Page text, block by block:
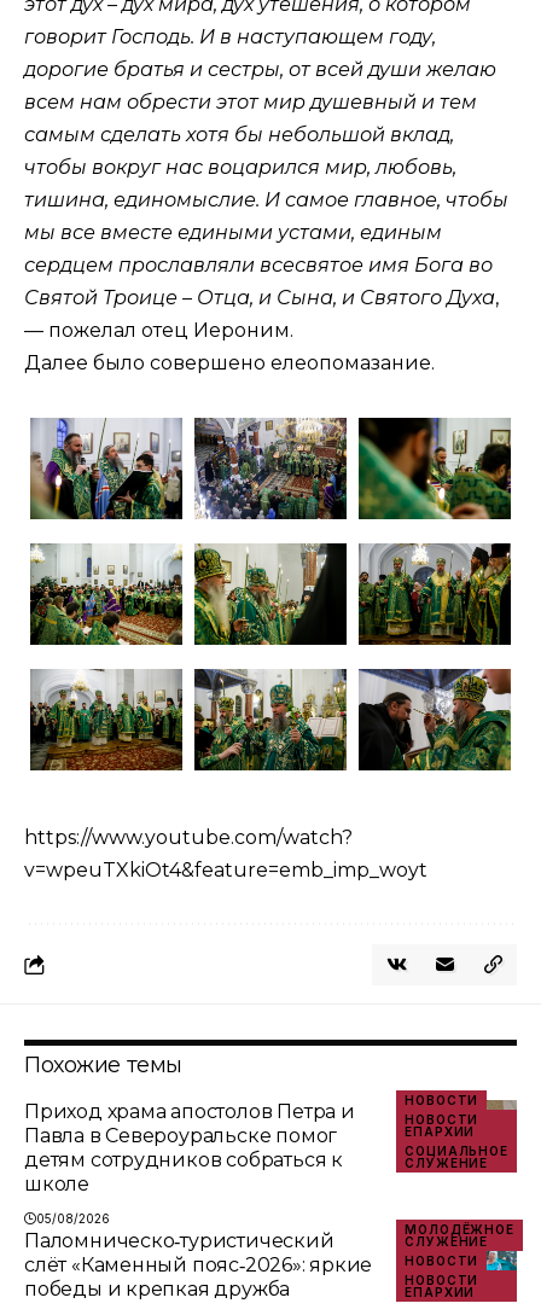
говорит Господь. И в наступающем году,
дорогие братья и сестры, от всей души желаю
всем нам обрести этот мир душевный и тем
самым сделать хотя бы небольшой вклад,
чтобы вокруг нас воцарился мир, любовь,
тишина, единомыслие. И самое главное, чтобы
мы все вместе едиными устами, единым
сердцем прославляли всесвятое имя Бога во
Святой Троице – Отца, и Сына, и Святого Духа,
— пожелал отец Иероним.
Далее было совершено елеопомазание.
https://www.youtube.com/watch?
v=wpeuTXkiOt4&feature=emb_imp_woyt
Похожие темы
НОВОСТИ
НОВОСТИ
ЕПАРХИИ
СОЦИАЛЬНОЕ
СЛУЖЕНИЕ
Приход храма апостолов Петра и
Павла в Североуральске помог
детям сотрудников собраться к
школе
05/08/2026
МОЛОДЁЖНОЕ
СЛУЖЕНИЕ
НОВОСТИ
НОВОСТИ
ЕПАРХИИ
Паломническо‑туристический
слёт «Каменный пояс‑2026»: яркие
победы и крепкая дружба